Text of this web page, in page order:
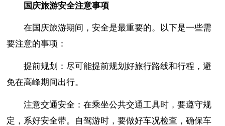
国庆旅游安全注意事项
在国庆旅游期间，安全是最重要的。以下是一些需
要注意的事项：
提前规划：尽可能提前规划好旅行路线和行程，避
免在高峰期间出行。
注意交通安全：在乘坐公共交通工具时，要遵守规
定，系好安全带。自驾游时，要做好车况检查，确保车